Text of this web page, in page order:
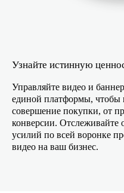
Узнайте истинную
Управляйте видео и
единой платформы, чтобы
совершение покупки, от
конверсии.
усилий по всей воронке
видео на ваш бизнес.